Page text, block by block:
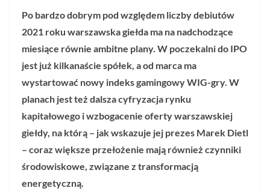
Po bardzo dobrym pod względem liczby debiutów
2021 roku warszawska giełda ma na nadchodzące
miesiące równie ambitne plany. W poczekalni do IPO
jest już kilkanaście spółek, a od marca ma
wystartować nowy indeks gamingowy WIG-gry. W
planach jest też dalsza cyfryzacja rynku
kapitałowego i wzbogacenie oferty warszawskiej
giełdy, na którą – jak wskazuje jej prezes Marek Dietl
– coraz większe przełożenie mają również czynniki
środowiskowe, związane z transformacją
energetyczną.​